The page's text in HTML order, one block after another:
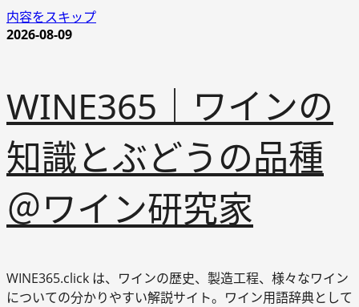
内容をスキップ
2026-08-09
WINE365｜ワインの
知識とぶどうの品種
＠ワイン研究家
WINE365.click は、ワインの歴史、製造工程、様々なワイン
についての分かりやすい解説サイト。ワイン用語辞典として